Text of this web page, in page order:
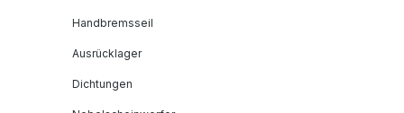
Handbremsseil
Ausrücklager
Dichtungen